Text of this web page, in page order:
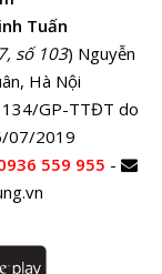
Tuấn
số 103) Nguyễn
Hà Nội
GP-TTĐT do
07/2019
559 955 -